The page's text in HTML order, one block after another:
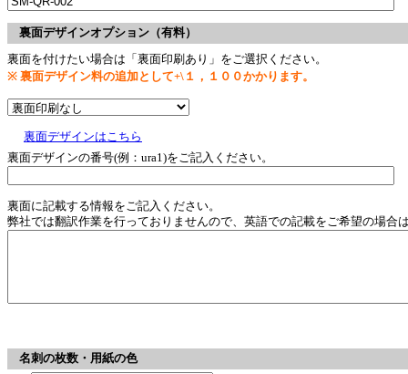
裏面デザインオプション（有料）
裏面を付けたい場合は「裏面印刷あり」をご選択ください。
※ 裏面デザイン料の追加として+\１，１００かかります。
裏面デザインはこちら
裏面デザインの番号(例：ura1)をご記入ください。
裏面に記載する情報をご記入ください。
弊社では翻訳作業を行っておりませんので、英語での記載をご希望の場合
名刺の枚数・用紙の色